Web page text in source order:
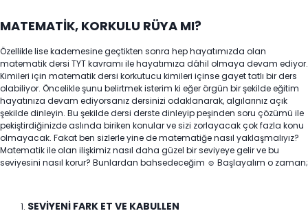
MATEMATİK, KORKULU RÜYA MI?
Özellikle lise kademesine geçtikten sonra hep hayatımızda olan
matematik dersi TYT kavramı ile hayatımıza dâhil olmaya devam ediyor.
Kimileri için matematik dersi korkutucu kimileri içinse gayet tatlı bir ders
olabiliyor. Öncelikle şunu belirtmek isterim ki eğer örgün bir şekilde eğitim
hayatınıza devam ediyorsanız dersinizi odaklanarak, algılarınız açık
şekilde dinleyin. Bu şekilde dersi derste dinleyip peşinden soru çözümü ile
pekiştirdiğinizde aslında biriken konular ve sizi zorlayacak çok fazla konu
olmayacak. Fakat ben sizlerle yine de matematiğe nasıl yaklaşmalıyız?
Matematik ile olan ilişkimiz nasıl daha güzel bir seviyeye gelir ve bu
seviyesini nasıl korur? Bunlardan bahsedeceğim ☺ Başlayalım o zaman;
SEVİYENİ FARK ET VE KABULLEN